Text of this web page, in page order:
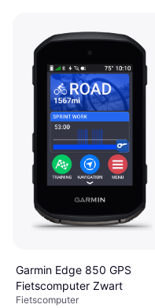
Garmin Edge 850 GPS
Fietscomputer Zwart
Fietscomputer